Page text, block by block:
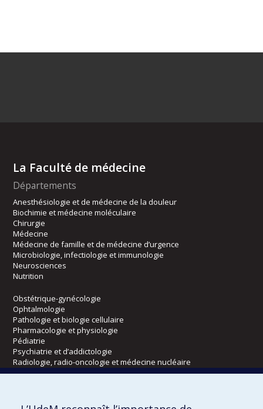
La Faculté de médecine
Départements
Anesthésiologie et de médecine de la douleur
Biochimie et médecine moléculaire
Chirurgie
Médecine
Médecine de famille et de médecine d’urgence
Microbiologie, infectiologie et immunologie
Neurosciences
Nutrition
Obstétrique-gynécologie
Ophtalmologie
Pathologie et biologie cellulaire
Pharmacologie et physiologie
Pédiatrie
Psychiatrie et d’addictologie
Radiologie, radio-oncologie et médecine nucléaire